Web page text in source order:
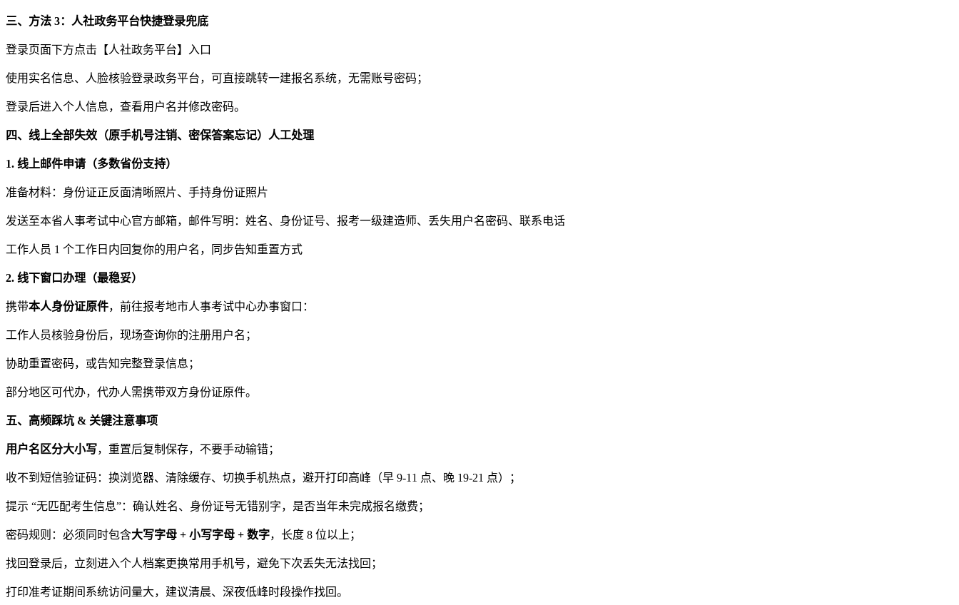
三、方法 3：人社政务平台快捷登录兜底
登录页面下方点击【人社政务平台】入口
使用实名信息、人脸核验登录政务平台，可直接跳转一建报名系统，无需账号密码；
登录后进入个人信息，查看用户名并修改密码。
四、线上全部失效（原手机号注销、密保答案忘记）人工处理
1. 线上邮件申请（多数省份支持）
准备材料：身份证正反面清晰照片、手持身份证照片
发送至本省人事考试中心官方邮箱，邮件写明：姓名、身份证号、报考一级建造师、丢失用户名密码、联系电话
工作人员 1 个工作日内回复你的用户名，同步告知重置方式
2. 线下窗口办理（最稳妥）
携带本人身份证原件，前往报考地市人事考试中心办事窗口：
工作人员核验身份后，现场查询你的注册用户名；
协助重置密码，或告知完整登录信息；
部分地区可代办，代办人需携带双方身份证原件。
五、高频踩坑 & 关键注意事项
用户名区分大小写，重置后复制保存，不要手动输错；
收不到短信验证码：换浏览器、清除缓存、切换手机热点，避开打印高峰（早 9-11 点、晚 19-21 点）；
提示 “无匹配考生信息”：确认姓名、身份证号无错别字，是否当年未完成报名缴费；
密码规则：必须同时包含大写字母 + 小写字母 + 数字，长度 8 位以上；
找回登录后，立刻进入个人档案更换常用手机号，避免下次丢失无法找回；
打印准考证期间系统访问量大，建议清晨、深夜低峰时段操作找回。